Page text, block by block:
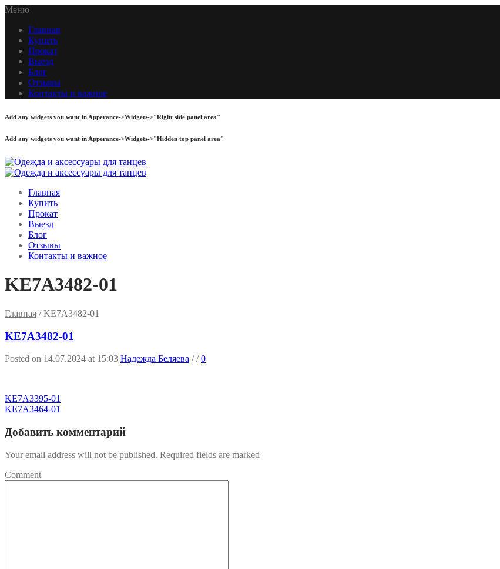
Меню
Главная
Купить
Прокат
Выезд
Блог
Отзывы
Контакты и важное
Add any widgets you want in Apperance->Widgets->"Right side panel area"
Add any widgets you want in Apperance->Widgets->"Hidden top panel area"
Главная
Купить
Прокат
Выезд
Блог
Отзывы
Контакты и важное
KE7A3482-01
Главная / KE7A3482-01
KE7A3482-01
Posted on 14.07.2024 at 15:03 Надежда Беляева //0
KE7A3395-01
KE7A3464-01
Добавить комментарий
Your email address will not be published. Required fields are marked
Comment